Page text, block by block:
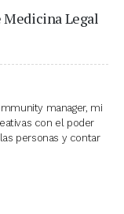
Medicina Legal
manager, mi
con el poder
personas y contar